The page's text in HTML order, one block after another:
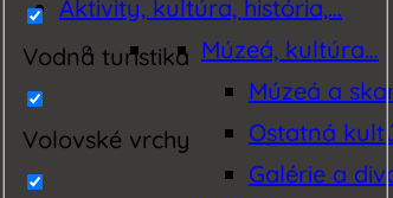
Vodná turistika
Volovské vrchy
Aktivity, kultúra, história,…
Múzeá, kultúra…
Múzeá a
Ostatná
Galérie a